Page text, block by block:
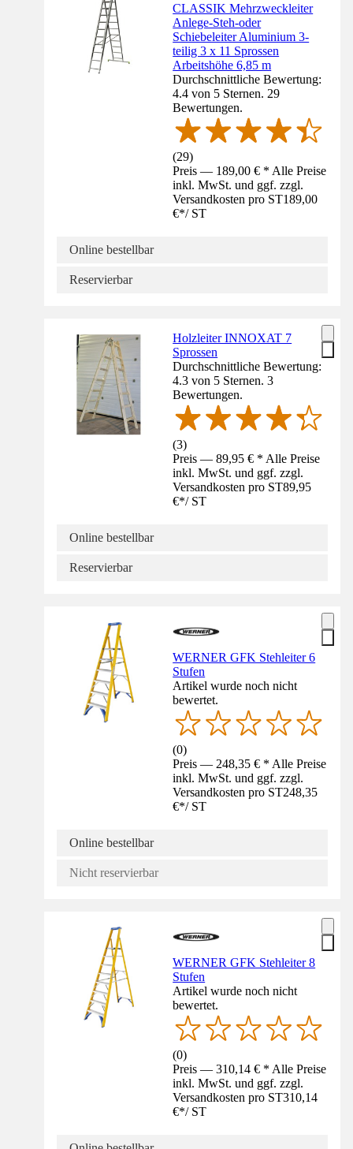
CLASSIK Mehrzweckleiter
Anlege-Steh-oder
Schiebeleiter Aluminium 3-
teilig 3 x 11 Sprossen
Arbeitshöhe 6,85 m
Durchschnittliche Bewertung:
4.4 von 5 Sternen. 29
Bewertungen.
(29)
Preis — 189,00 € * Alle Preise
inkl. MwSt. und ggf. zzgl.
Versandkosten pro ST189,00
€*/ ST
Online bestellbar
Reservierbar
Holzleiter INNOXAT 7
Sprossen
Durchschnittliche Bewertung:
4.3 von 5 Sternen. 3
Bewertungen.
(3)
Preis — 89,95 € * Alle Preise
inkl. MwSt. und ggf. zzgl.
Versandkosten pro ST89,95
€*/ ST
Online bestellbar
Reservierbar
WERNER GFK Stehleiter 6
Stufen
Artikel wurde noch nicht
bewertet.
(0)
Preis — 248,35 € * Alle Preise
inkl. MwSt. und ggf. zzgl.
Versandkosten pro ST248,35
€*/ ST
Online bestellbar
Nicht reservierbar
WERNER GFK Stehleiter 8
Stufen
Artikel wurde noch nicht
bewertet.
(0)
Preis — 310,14 € * Alle Preise
inkl. MwSt. und ggf. zzgl.
Versandkosten pro ST310,14
€*/ ST